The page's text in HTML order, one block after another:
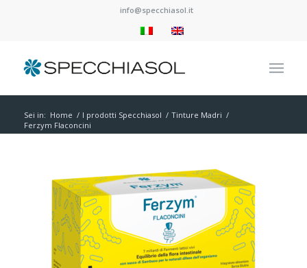
info@specchiasol.it
Sei in: Home / I prodotti Specchiasol / Tinture Madri /
Ferzym Flaconcini